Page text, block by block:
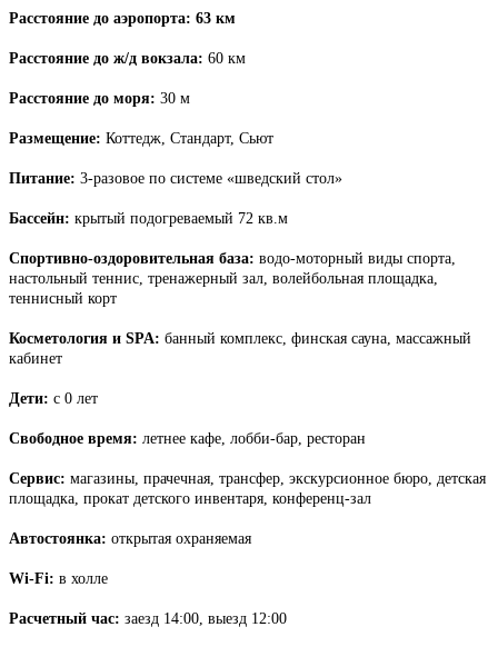
Расстояние до аэропорта: 63 км
Расстояние до ж/д вокзала: 60 км
Расстояние до моря: 30 м
Размещение: Коттедж, Стандарт, Сьют
Питание: 3-разовое по системе «шведский стол»
Бассейн: крытый подогреваемый 72 кв.м
Спортивно-оздоровительная база: водо-моторный виды спорта,
настольный теннис, тренажерный зал, волейбольная площадка,
теннисный корт
Косметология и SPA: банный комплекс, финская сауна, массажный
кабинет
Дети: с 0 лет
Свободное время: летнее кафе, лобби-бар, ресторан
Сервис: магазины, прачечная, трансфер, экскурсионное бюро, детская
площадка, прокат детского инвентаря, конференц-зал
Автостоянка: открытая охраняемая
Wi-Fi: в холле
Расчетный час: заезд 14:00, выезд 12:00